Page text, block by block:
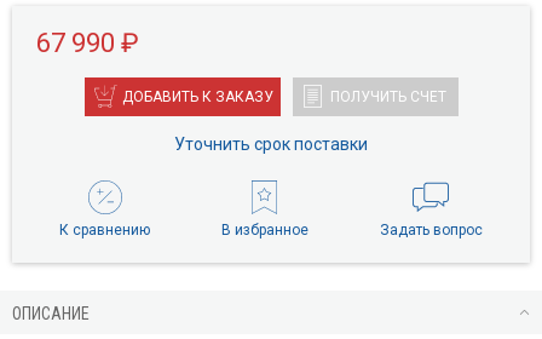
67 990 ₽
ДОБАВИТЬ К ЗАКАЗУ ПОЛУЧИТЬ СЧЕТ
Уточнить срок поставки
К сравнению В избранное Задать вопрос
ОПИСАНИЕ